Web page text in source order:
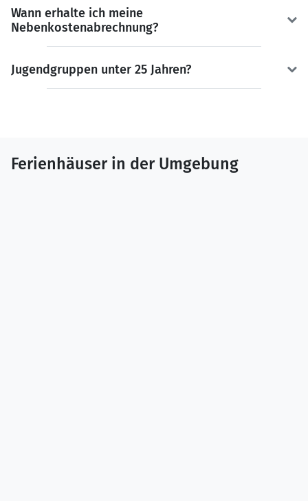
Wann erhalte ich meine
Nebenkostenabrechnung?
Jugendgruppen unter 25 Jahren?
Ferienhäuser in der Umgebung